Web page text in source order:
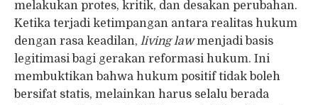
melakukan protes, kritik, dan desakan perubahan.
Ketika terjadi ketimpangan antara realitas hukum
dengan rasa keadilan, living lawmenjadi basis
legitimasi bagi gerakan reformasi hukum. Ini
membuktikan bahwa hukum positif tidak boleh
bersifat statis, melainkan harus selalu berada